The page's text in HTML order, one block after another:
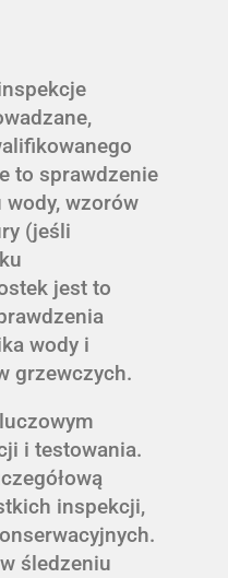
to sprawdzenie
wody, wzorów
(jeśli
jest to
wody i
grzewczych.
i testowania.
inspekcji,
śledzeniu